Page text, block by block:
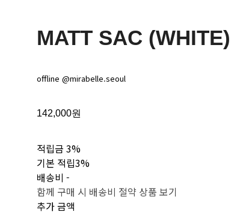
MATT SAC (WHITE)
offline @mirabelle.seoul
142,000원
적립금 3%
기본 적립3%
배송비-
함께 구매 시 배송비 절약 상품 보기
추가 금액